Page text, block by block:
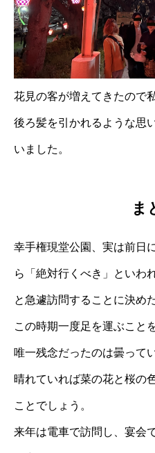
花見の客が増えてきたので
後ろ髪を引かれるような思
いました。
ま
幸手権現堂公園、実は前日
ら「絶対行くべき」といわ
と急遽訪問することに決め
この時期一度足を運ぶこと
唯一残念だったのは曇って
晴れていれば菜の花と桜の
ことでしょう。
来年は電車で訪問し、宴会